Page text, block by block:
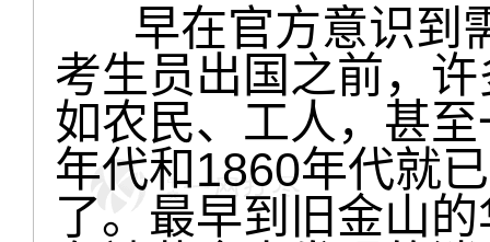
早在官方意识到
考生员出国之前，
如农民、工人，甚
年代和1860年代就
了。最早到旧金山